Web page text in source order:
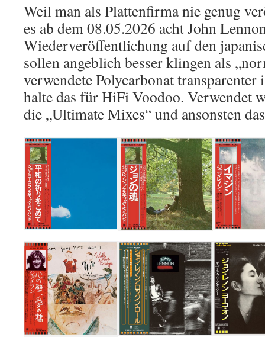
Weil man als Plattenfirma nie genug
es ab dem 08.05.2026 acht John
Wiederveröffentlichung auf den
sollen angeblich besser klingen als
verwendete Polycarbonat transparenter
halte das für HiFi Voodoo. Verwendet
die „Ultimate Mixes“ und ansonsten